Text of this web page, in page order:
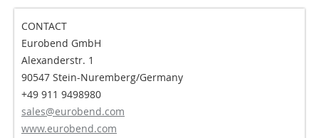
CONTACT
Eurobend GmbH
Alexanderstr. 1
90547 Stein-Nuremberg/Germany
+49 911 9498980
sales@eurobend.com
www.eurobend.com